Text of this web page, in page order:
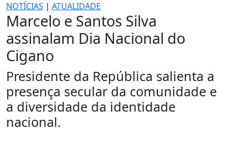
NOTÍCIAS | ATUALIDADE
Marcelo e Santos Silva
assinalam Dia Nacional do
Cigano
Presidente da República salienta a
presença secular da comunidade e
a diversidade da identidade
nacional.